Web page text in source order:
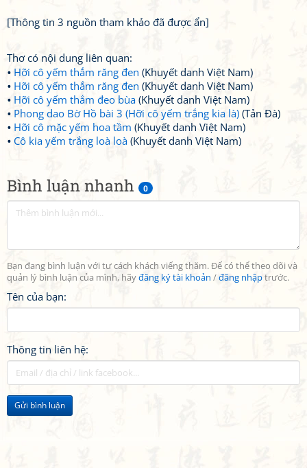
Bình luận nhanh 0
Bạn đang bình luận với tư cách khách viếng thăm. Để có thể theo dõi và
quản lý bình luận của mình, hãyđăng ký tài khoản /đăng nhậptrước.
Tên của bạn:
Thông tin liên hệ:
Gửi bình luận
[Thông tin 3 nguồn tham khảo đã được ẩn]
Thơ có nội dung liên quan:
Hỡi cô yếm thắm răng đen (Khuyết danh Việt Nam)
Hỡi cô yếm thắm răng đen (Khuyết danh Việt Nam)
Hỡi cô yếm thắm đeo bùa (Khuyết danh Việt Nam)
Phong dao Bờ Hồ bài 3 (Hỡi cô yếm trắng kia là) (Tản Đà)
Hỡi cô mặc yếm hoa tầm (Khuyết danh Việt Nam)
Cô kia yếm trắng loà loà (Khuyết danh Việt Nam)